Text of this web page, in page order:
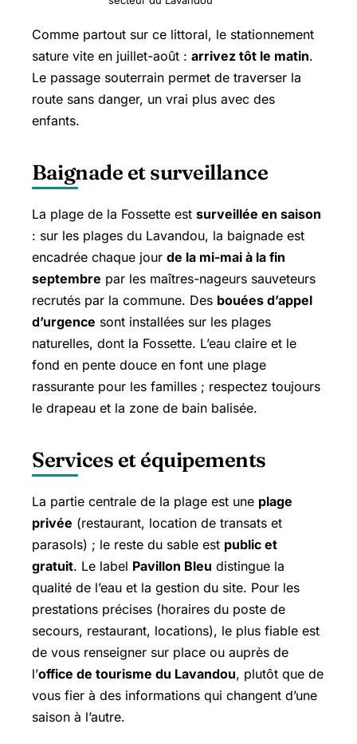
Comme partout sur ce littoral, le stationnement
sature vite en juillet-août : arrivez tôt le matin.
Le passage souterrain permet de traverser la
route sans danger, un vrai plus avec des
enfants.
Baignade et surveillance
La plage de la Fossette est surveillée en saison
: sur les plages du Lavandou, la baignade est
encadrée chaque jour de la mi-mai à la fin
septembre par les maîtres-nageurs sauveteurs
recrutés par la commune. Des bouées d’appel
d’urgence sont installées sur les plages
naturelles, dont la Fossette. L’eau claire et le
fond en pente douce en font une plage
rassurante pour les familles ; respectez toujours
le drapeau et la zone de bain balisée.
Services et équipements
La partie centrale de la plage est une plage
privée (restaurant, location de transats et
parasols) ; le reste du sable est public et
gratuit. Le label Pavillon Bleu distingue la
qualité de l’eau et la gestion du site. Pour les
prestations précises (horaires du poste de
secours, restaurant, locations), le plus fiable est
de vous renseigner sur place ou auprès de
l’office de tourisme du Lavandou, plutôt que de
vous fier à des informations qui changent d’une
saison à l’autre.